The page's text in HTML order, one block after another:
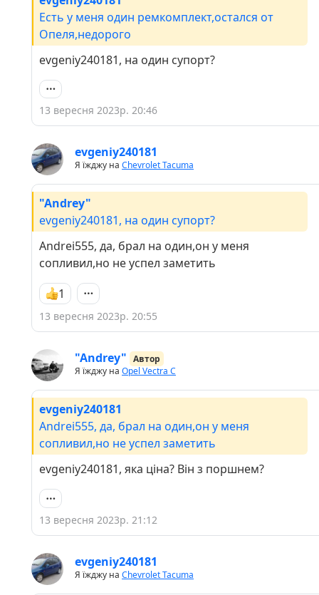
Есть у меня один ремкомплект,остался от
Опеля,недорого
evgeniy240181, на один супорт?
13 вересня 2023р. 20:46
evgeniy240181
Я їжджу на Chevrolet Tacuma
"Andrey"
evgeniy240181, на один супорт?
Andrei555, да, брал на один,он у меня
сопливил,но не успел заметить
1
13 вересня 2023р. 20:55
"Andrey" Автор
Я їжджу на Opel Vectra C
evgeniy240181
Andrei555, да, брал на один,он у меня
сопливил,но не успел заметить
evgeniy240181, яка ціна? Він з поршнем?
13 вересня 2023р. 21:12
evgeniy240181
Я їжджу на Chevrolet Tacuma